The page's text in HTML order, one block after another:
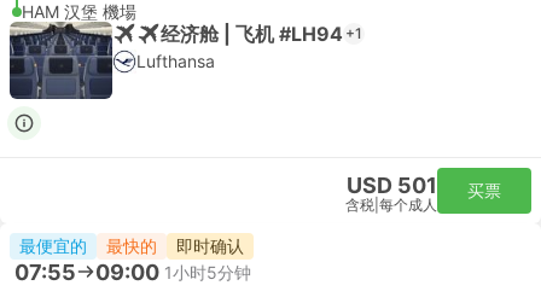
HAM 汉堡 機場
经济舱 | 飞机 #LH94 +1
Lufthansa
USD 501
含税 每个成人
买票
最便宜的 最快的 即时确认
07:55 09:00 1小时5分钟